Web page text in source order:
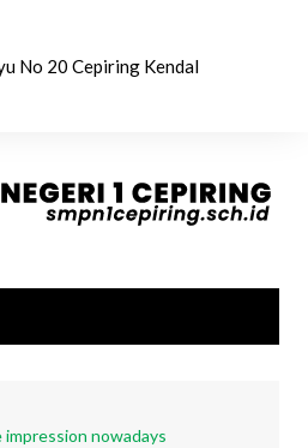
No 20 Cepiring Kendal
nowadays